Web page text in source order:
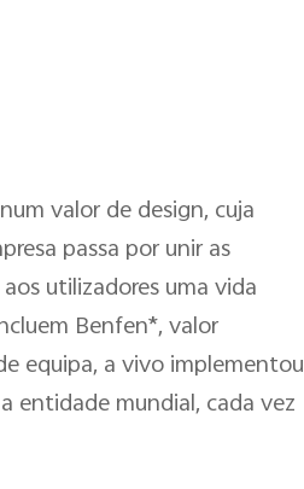
valor de design, cuja
passa por unir as
utilizadores uma vida
Benfen*, valor
equipa, a vivo implementou
entidade mundial, cada vez